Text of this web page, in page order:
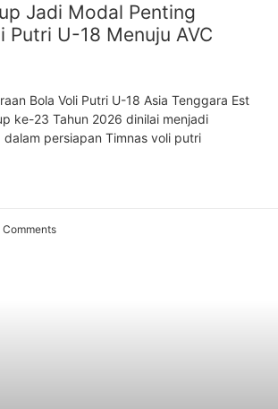
Jadi Modal Penting
Putri U-18 Menuju AVC
Bola Voli Putri U-18 Asia Tenggara Est
ke-23 Tahun 2026 dinilai menjadi
persiapan Timnas voli putri
Comments